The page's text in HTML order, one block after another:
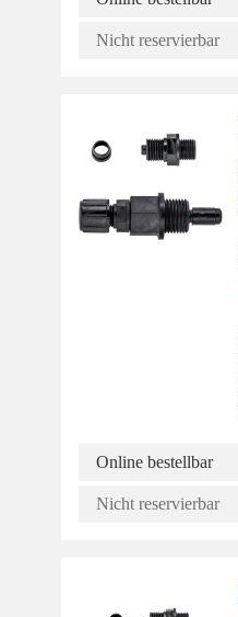
Nicht reservierbar
Online bestellbar
Nicht reservierbar